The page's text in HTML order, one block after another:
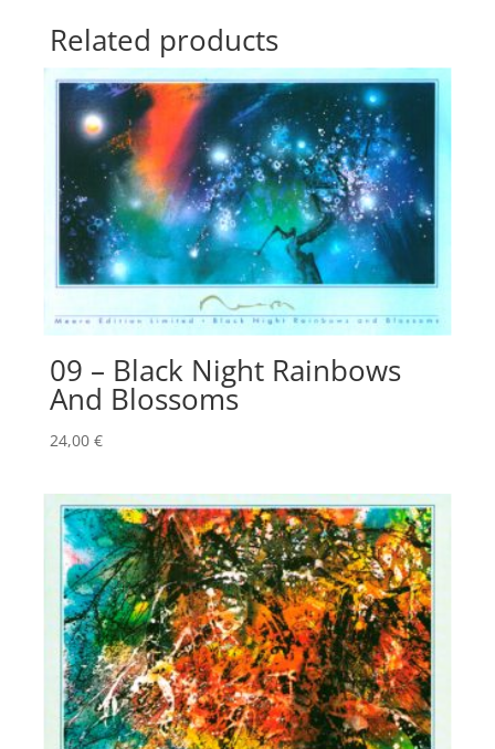
Related products
09 – Black Night Rainbows
And Blossoms
24,00 €